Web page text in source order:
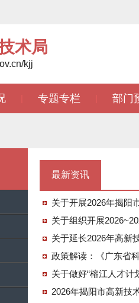
术局
kjj
专题专栏 部门
最新资讯
关于开展2026年揭阳
关于组织开展
关于延长2026年高新
政策解读：《广东省
关于做好“榕江人才计
2026年揭阳市高新技